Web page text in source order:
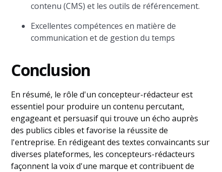
contenu (CMS) et les outils de référencement.
Excellentes compétences en matière de
communication et de gestion du temps
Conclusion
En résumé, le rôle d'un concepteur-rédacteur est
essentiel pour produire un contenu percutant,
engageant et persuasif qui trouve un écho auprès
des publics cibles et favorise la réussite de
l'entreprise. En rédigeant des textes convaincants sur
diverses plateformes, les concepteurs-rédacteurs
façonnent la voix d'une marque et contribuent de